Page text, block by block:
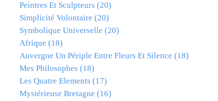
Peintres Et Sculpteurs (20)
Simplicité Volontaire (20)
Symbolique Universelle (20)
Afrique (18)
Auvergne Un Périple Entre Fleurs Et Silence (18)
Mes Philosophes (18)
Les Quatre Elements (17)
Mystérieuse Bretagne (16)